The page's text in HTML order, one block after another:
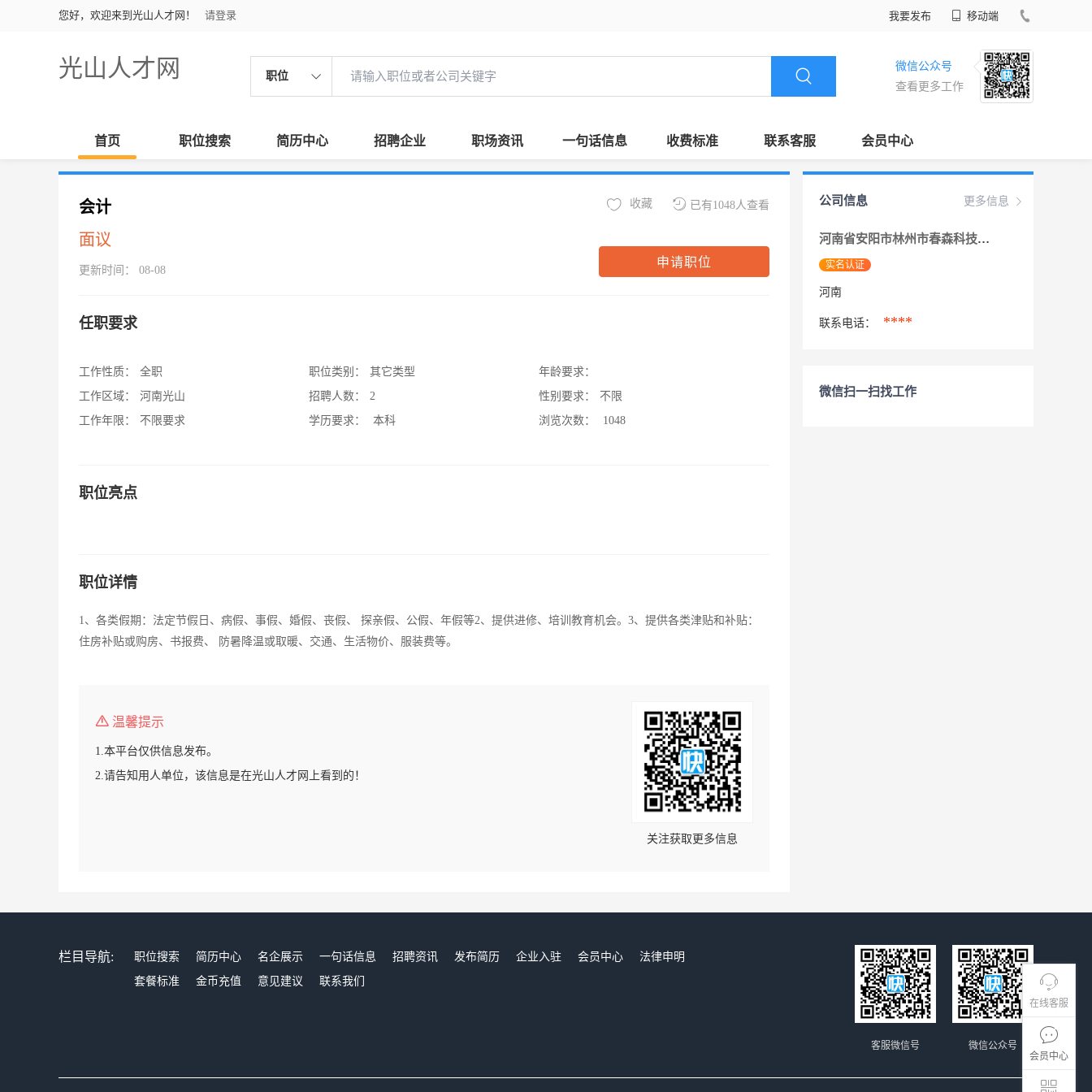
您好，欢迎来到光山人才网！ 请登录 我要发布 移动端
光山人才网 职位
微信公众号
查看更多工作
首页 职位搜索 简历中心 招聘企业 职场资讯 一句话信息 收费标准 联系客服 会员中心
在线客服
会员中心
会计
面议
更新时间： 08-08
已有1048人查看
收藏
申请职位
任职要求
工作性质：
全职
工作区域：
河南光山
工作年限：
不限要求
职位类别：
其它类型
招聘人数：
2
学历要求：
本科
年龄要求：
性别要求：
不限
浏览次数：
1048
职位亮点
职位详情
1、各类假期：法定节假日、病假、事假、婚假、丧假、 探亲假、公假、年假等2、提供进修、培训教育机会。3、提供各类津贴和补贴：
住房补贴或购房、书报费、 防暑降温或取暖、交通、生活物价、服装费等。
温馨提示
1.本平台仅供信息发布。
2.请告知用人单位，该信息是在光山人才网上看到的！
关注获取更多信息
更多信息
公司信息
河南省安阳市林州市春森科技有限公司
实名认证
河南
联系电话： ****
微信扫一扫找工作
栏目导航: 职位搜索 简历中心 名企展示 一句话信息 招聘资讯 发布简历 企业入驻 会员中心
法律申明
套餐标准
金币充值 意见建议 联系我们
微信公众号
客服微信号